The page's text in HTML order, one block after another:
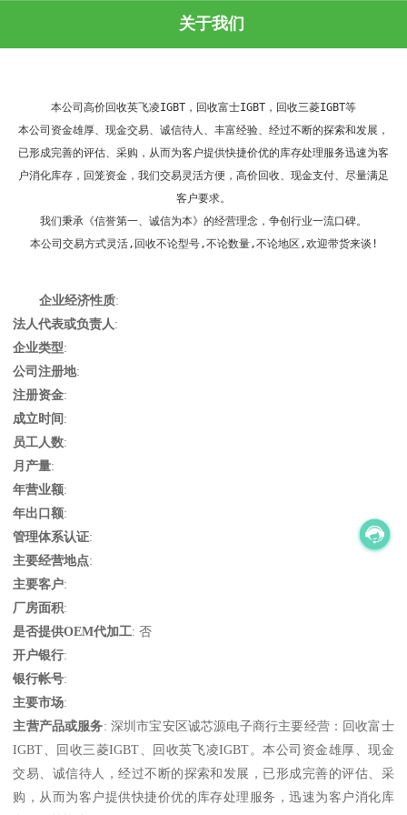
关于我们
本公司高价回收英飞凌IGBT，回收富士IGBT，回收三菱IGBT等
本公司资金雄厚、现金交易、诚信待人、丰富经验、经过不断的探索和发展，
已形成完善的评估、采购，从而为客户提供快捷价优的库存处理服务迅速为客
户消化库存，回笼资金，我们交易灵活方便，高价回收、现金支付、尽量满足
客户要求。
我们秉承《信誉第一、诚信为本》的经营理念，争创行业一流口碑。
本公司交易方式灵活,回收不论型号,不论数量,不论地区,欢迎带货来谈!
企业经济性质:
法人代表或负责人:
企业类型:
公司注册地:
注册资金:
成立时间:
员工人数:
月产量:
年营业额:
年出口额:
管理体系认证:
主要经营地点:
主要客户:
厂房面积:
是否提供OEM代加工: 否
开户银行:
银行帐号:
主要市场:
主营产品或服务: 深圳市宝安区诚芯源电子商行主要经营：回收富士
IGBT、回收三菱IGBT、回收英飞凌IGBT。本公司资金雄厚、现金
交易、诚信待人，经过不断的探索和发展，已形成完善的评估、采
购，从而为客户提供快捷价优的库存处理服务，迅速为客户消化库